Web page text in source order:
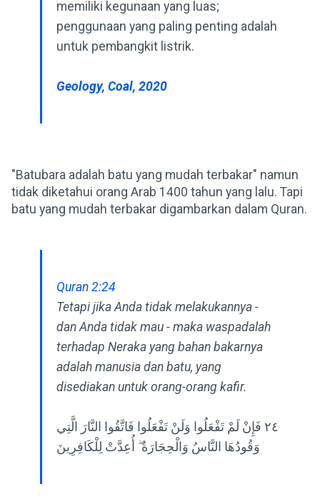
memiliki kegunaan yang luas;
penggunaan yang paling penting adalah
untuk pembangkit listrik.
Geology, Coal, 2020
"Batubara adalah batu yang mudah terbakar" namun
tidak diketahui orang Arab 1400 tahun yang lalu. Tapi
batu yang mudah terbakar digambarkan dalam Quran.
Quran 2:24
Tetapi jika Anda tidak melakukannya -
dan Anda tidak mau - maka waspadalah
terhadap Neraka yang bahan bakarnya
adalah manusia dan batu, yang
disediakan untuk orang-orang kafir.
٢٤ فَإِنْ لَمْ تَفْعَلُوا وَلَنْ تَفْعَلُوا فَاتَّقُوا النَّارَ الَّتِي
وَقُودُهَا النَّاسُ وَالْحِجَارَةُ ۖ أُعِدَّتْ لِلْكَافِرِينَ